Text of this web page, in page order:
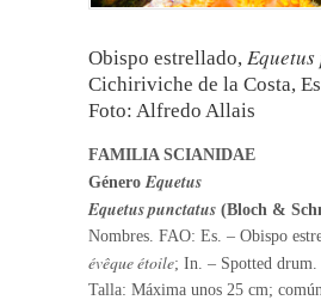
Obispo estrellado,
Cichiriviche de la Costa,
Foto: Alfredo Allais
FAMILIA SCIANIDAE
Género Equetus
Equetus punctatus (Bloch &
Nombres. FAO: Es. – Obispo
évêque étoile; In. – Spotted
Talla: Máxima unos 25 cm;